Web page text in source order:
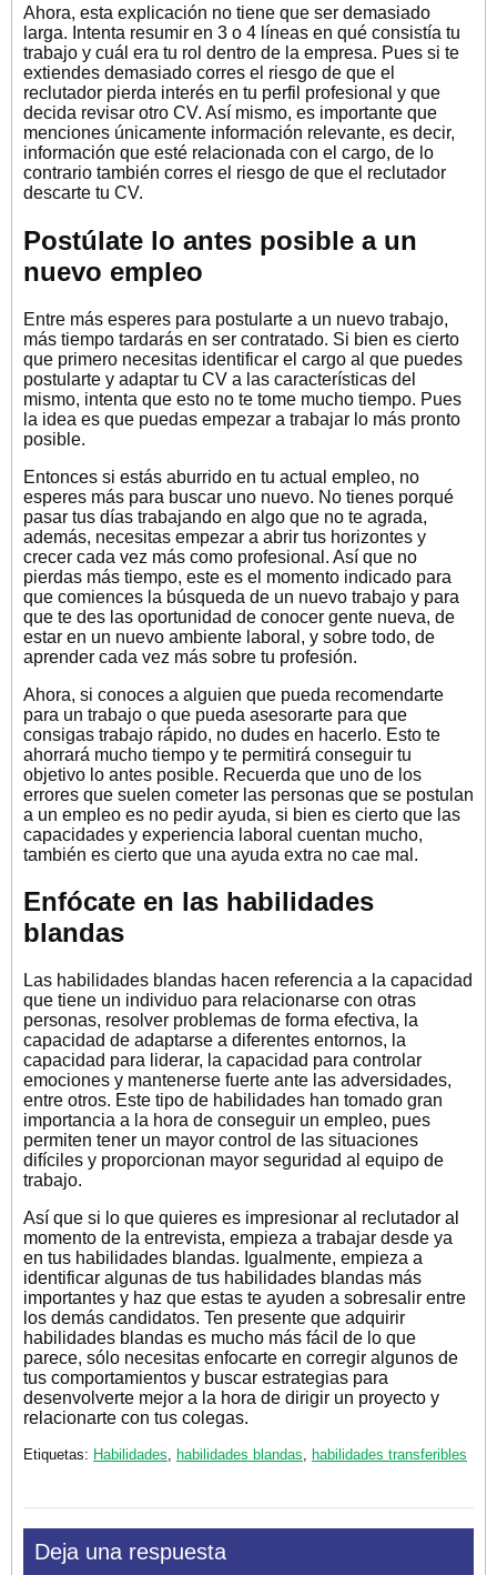
Ahora, esta explicación no tiene que ser demasiado
larga. Intenta resumir en 3 o 4 líneas en qué consistía tu
trabajo y cuál era tu rol dentro de la empresa. Pues si te
extiendes demasiado corres el riesgo de que el
reclutador pierda interés en tu perfil profesional y que
decida revisar otro CV. Así mismo, es importante que
menciones únicamente información relevante, es decir,
información que esté relacionada con el cargo, de lo
contrario también corres el riesgo de que el reclutador
descarte tu CV.
Postúlate lo antes posible a un
nuevo empleo
Entre más esperes para postularte a un nuevo trabajo,
más tiempo tardarás en ser contratado. Si bien es cierto
que primero necesitas identificar el cargo al que puedes
postularte y adaptar tu CV a las características del
mismo, intenta que esto no te tome mucho tiempo. Pues
la idea es que puedas empezar a trabajar lo más pronto
posible.
Entonces si estás aburrido en tu actual empleo, no
esperes más para buscar uno nuevo. No tienes porqué
pasar tus días trabajando en algo que no te agrada,
además, necesitas empezar a abrir tus horizontes y
crecer cada vez más como profesional. Así que no
pierdas más tiempo, este es el momento indicado para
que comiences la búsqueda de un nuevo trabajo y para
que te des las oportunidad de conocer gente nueva, de
estar en un nuevo ambiente laboral, y sobre todo, de
aprender cada vez más sobre tu profesión.
Ahora, si conoces a alguien que pueda recomendarte
para un trabajo o que pueda asesorarte para que
consigas trabajo rápido, no dudes en hacerlo. Esto te
ahorrará mucho tiempo y te permitirá conseguir tu
objetivo lo antes posible. Recuerda que uno de los
errores que suelen cometer las personas que se postulan
a un empleo es no pedir ayuda, si bien es cierto que las
capacidades y experiencia laboral cuentan mucho,
también es cierto que una ayuda extra no cae mal.
Enfócate en las habilidades
blandas
Las habilidades blandas hacen referencia a la capacidad
que tiene un individuo para relacionarse con otras
personas, resolver problemas de forma efectiva, la
capacidad de adaptarse a diferentes entornos, la
capacidad para liderar, la capacidad para controlar
emociones y mantenerse fuerte ante las adversidades,
entre otros. Este tipo de habilidades han tomado gran
importancia a la hora de conseguir un empleo, pues
permiten tener un mayor control de las situaciones
difíciles y proporcionan mayor seguridad al equipo de
trabajo.
Así que si lo que quieres es impresionar al reclutador al
momento de la entrevista, empieza a trabajar desde ya
en tus habilidades blandas. Igualmente, empieza a
identificar algunas de tus habilidades blandas más
importantes y haz que estas te ayuden a sobresalir entre
los demás candidatos. Ten presente que adquirir
habilidades blandas es mucho más fácil de lo que
parece, sólo necesitas enfocarte en corregir algunos de
tus comportamientos y buscar estrategias para
desenvolverte mejor a la hora de dirigir un proyecto y
relacionarte con tus colegas.
Etiquetas: Habilidades, habilidades blandas, habilidades transferibles
Deja una respuesta